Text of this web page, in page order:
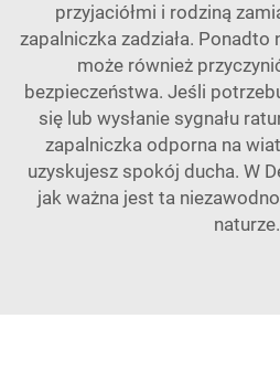
przyjaciółmi i rodziną
zapalniczka zadziała. Ponadto
może również
bezpieczeństwa. Jeśli
się lub wysłanie sygnału
zapalniczka odporna na
uzyskujesz spokój ducha. W
jak ważna jest ta
naturze.